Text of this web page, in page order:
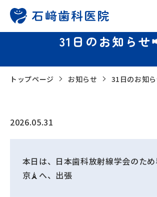
31日のお知らせ
トップページ お知らせ 31日のお知
2026.05.31
本日は、日本歯科放射線学会のた
京🗼へ、出張